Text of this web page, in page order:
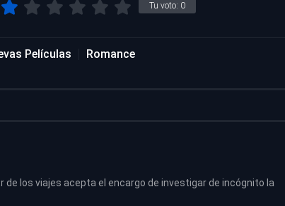
Tu voto: 0
Películas Romance
los viajes acepta el encargo de investigar de incógnito la